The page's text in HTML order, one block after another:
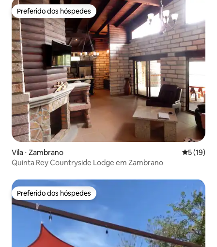
Preferido dos hóspedes
Preferido dos hóspedes
Vila ⋅ Zambrano 5 de uma
5 (19)
Quinta Rey Countryside Lodge em Zambrano
Preferido dos hóspedes
Preferido dos hóspedes